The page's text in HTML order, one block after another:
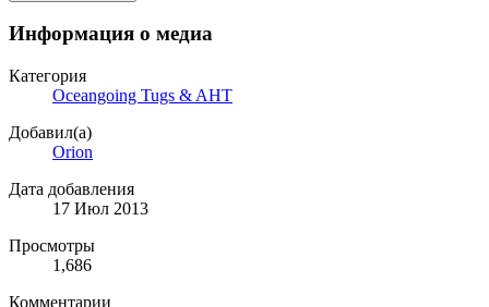
Информация о медиа
Категория
Oceangoing Tugs & AHT
Добавил(а)
Orion
Дата добавления
17 Июл 2013
Просмотры
1,686
Комментарии